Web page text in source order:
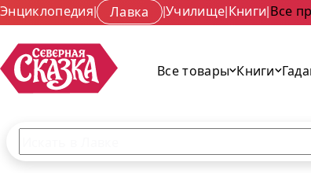
Энциклопедия| Лавка |Училище|Книги|Все
Все товары Книги